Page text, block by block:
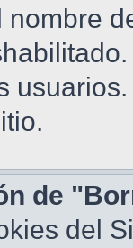
nombre
de
del